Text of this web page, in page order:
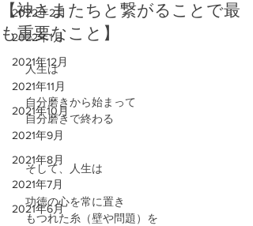
2022年2月
2022年1月
2021年12月
2021年11月
2021年10月
2021年9月
2021年8月
2021年7月
2021年6月
【神さまたちと繋がることで最
も重要なこと】
人生は
自分磨きから始まって
自分磨きで終わる
そして、人生は
功徳の心を常に置き
もつれた糸（壁や問題）を